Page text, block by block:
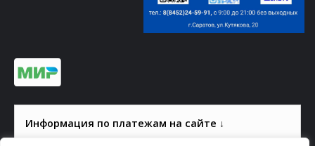
Информация по платежам на сайте ↓